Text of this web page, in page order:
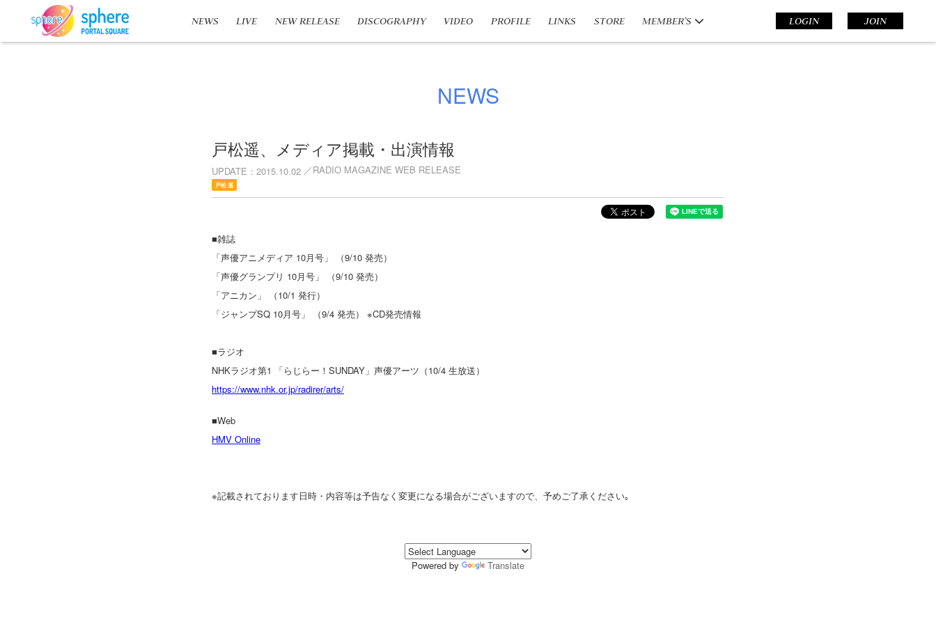
NEWS LIVE NEW RELEASE DISCOGRAPHY VIDEO PROFILE LINKS STORE MEMBER’S LOGIN JOIN
NEWS
戸松遥、メディア掲載・出演情報
UPDATE 2015.10.02 RADIO MAGAZINE WEB RELEASE
戸松 遥
■雑誌
「声優アニメディア 10月号」 （9/10 発売）
「声優グランプリ 10月号」 （9/10 発売）
「アニカン」 （10/1 発行）
「ジャンプSQ 10月号」 （9/4 発売） ※CD発売情報
■ラジオ
NHKラジオ第1 「らじらー！SUNDAY」声優アーツ（10/4 生放送）
https://www.nhk.or.jp/radirer/arts/
■Web
HMV Online
※記載されております日時・内容等は予告なく変更になる場合がございますので、予めご了承ください｡
Powered by Translate